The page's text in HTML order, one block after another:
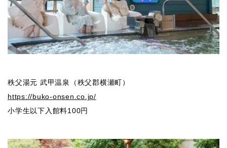
秩父湯元 武甲温泉（秩父郡横瀬町）
https://buko-onsen.co.jp/
小学生以下入館料100円